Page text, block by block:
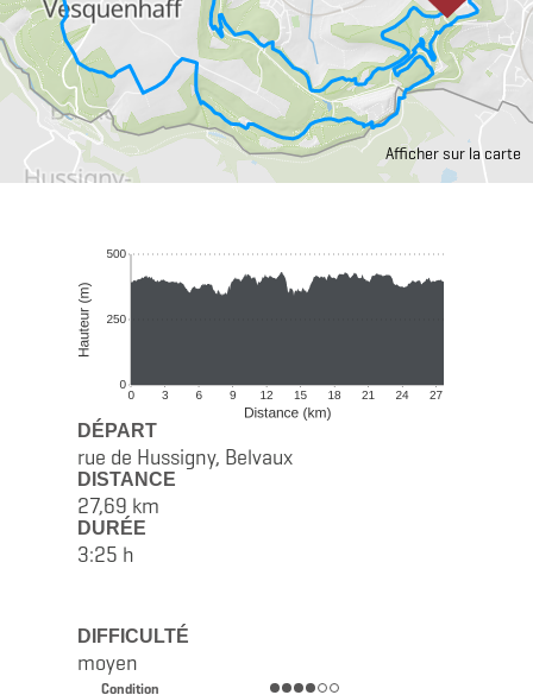
Afficher sur la carte
DÉPART
rue de Hussigny, Belvaux
DISTANCE
27,69 km
DURÉE
3:25 h
DIFFICULTÉ
moyen
Condition